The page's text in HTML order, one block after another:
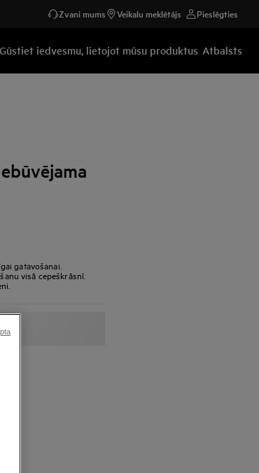
Zvani mums Veikalu meklētājs Pieslēgties
Gūstiet iedvesmu, lietojot mūsu produktus Atbalsts
gatavošanai.
visā cepeškrāsnī.